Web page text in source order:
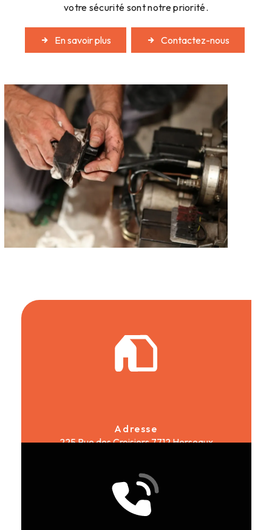
votre sécurité sont notre priorité.
En savoir plus Contactez-nous
Adresse
225 Rue des Croisiers7712 Herseaux